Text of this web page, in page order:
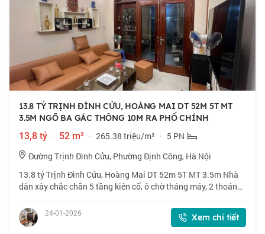
13.8 TỶ TRỊNH ĐÌNH CỬU, HOÀNG MAI DT 52M 5T MT
3.5M NGÕ BA GÁC THÔNG 10M RA PHỐ CHÍNH
13,8 tỷ · 52 m² · 265.38 triệu/m² · 5 PN
Đường Trịnh Đình Cửu, Phường Định Công, Hà Nội
13.8 tỷ Trịnh Đình Cửu, Hoàng Mai DT 52m 5T MT 3.5m Nhà
dân xây chắc chắn 5 tầng kiên cố, ô chờ tháng máy, 2 thoáng
đai 2,5 đang làm. Mô tả: -
24-01-2026 Xem chi tiết